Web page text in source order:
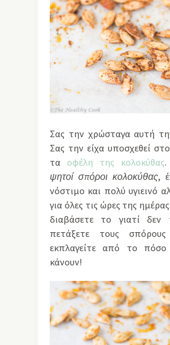
Σας την χρώσταγα αυτή
Σας την είχα υποσχεθεί
τα οφέλη της κολοκύθας.
ψητοί σπόροι κολοκύθας,
νόστιμο και πολύ υγιεινό
για όλες τις ώρες της
διαβάσετε το γιατί δεν
πετάξετε τους σπόρους
εκπλαγείτε από το
κάνουν!